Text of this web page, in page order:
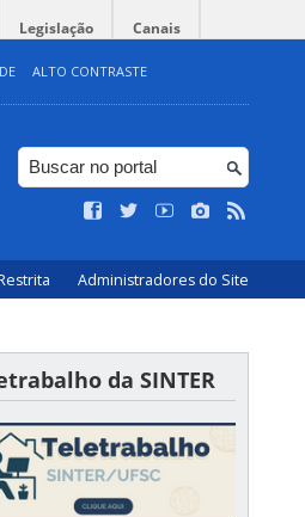
Legislação Canais
ALTO CONTRASTE
Administradores do Site
da SINTER